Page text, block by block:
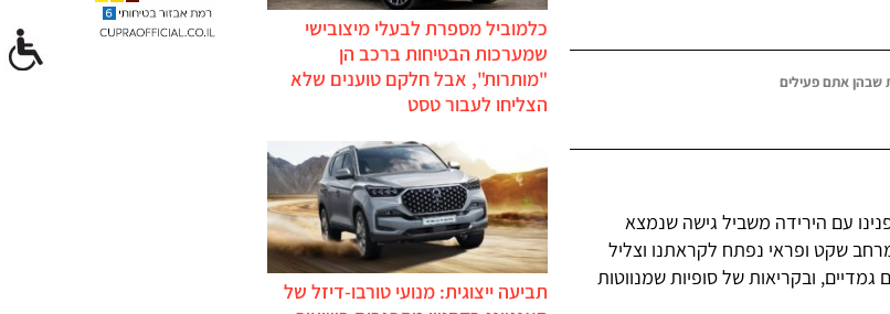
שבהן אתם פעילים
עם הירידה משביל גישה שנמצא
השרון. מרחב שקט ופראי נפתח לקראתנו וצליל
ובקריאות של סופיות שמנווטות
כלמוביל מספרת לבעלי מיצובישי
שמערכות הבטיחות ברכב הן
"מותרות", אבל חלקם טוענים שלא
הצליחו לעבור טסט
תביעה ייצוגית: מנועי טורבו-דיזל של